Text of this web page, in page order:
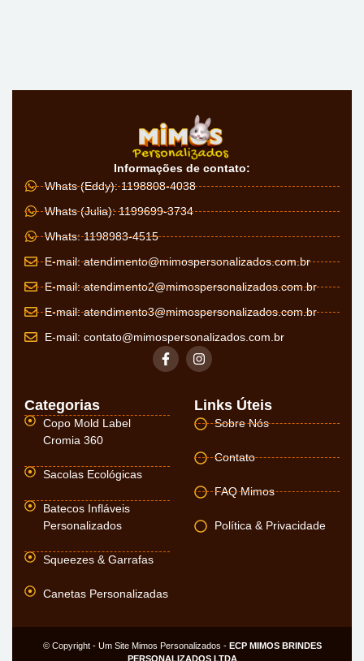
Informações de contato:
Whats (Eddy): 1198808-4038
Whats (Julia): 1199699-3734
Whats: 1198983-4515
E-mail:atendimento@mimospersonalizados.com.br
E-mail:atendimento2@mimospersonalizados.com.br
E-mail:atendimento3@mimospersonalizados.com.br
E-mail: contato@mimospersonalizados.com.br
Categorias
Copo Mold Label
Cromia 360
Sacolas Ecológicas
Batecos Infláveis
Personalizados
Squeezes & Garrafas
Canetas Personalizadas
Links Úteis
Sobre Nós
Contato
FAQ Mimos
Política & Privacidade
© Copyright - Um Site Mimos Personalizados - ECP MIMOS BRINDES
PERSONALIZADOS LTDA